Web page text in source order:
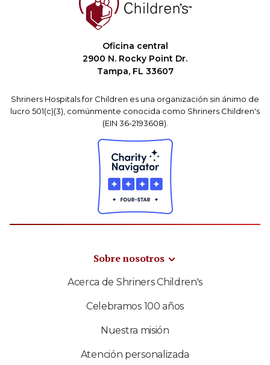
Oficina central
2900 N. Rocky Point Dr.
Tampa, FL 33607
Shriners Hospitals for Children es una organización sin ánimo de
lucro 501(c)(3), comúnmente conocida como Shriners Children's
(EIN 36-2193608).
Sobre nosotros
Acerca de Shriners Children's
Celebramos 100 años
Nuestra misión
Atención personalizada